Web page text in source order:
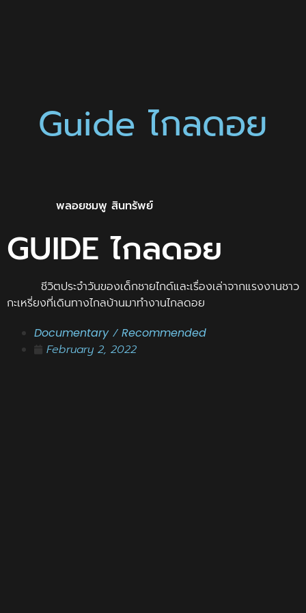
Guide ไกลดอย
พลอยชมพู สินทรัพย์
GUIDE ไกลดอย
ชีวิตประจำวันของเด็กชายไกด์และเรื่องเล่าจากแรงงานชาว
กะเหรี่ยงที่เดินทางไกลบ้านมาทำงานไกลดอย
Documentary/ Recommended
February 2, 2022